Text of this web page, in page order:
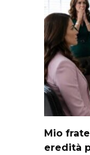
Mio
eredità